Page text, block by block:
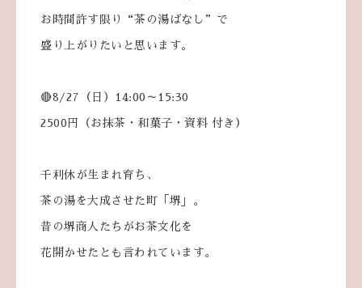
お時間許す限り“茶の湯ばなし”で
盛り上がりたいと思います。
🔴8/27（日）14:00～15:30
2500円（お抹茶・和菓子・資料 付き）
千利休が生まれ育ち、
茶の湯を大成させた町「堺」。
昔の堺商人たちがお茶文化を
花開かせたとも言われています。